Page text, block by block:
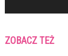
ZOBACZ TEŻ